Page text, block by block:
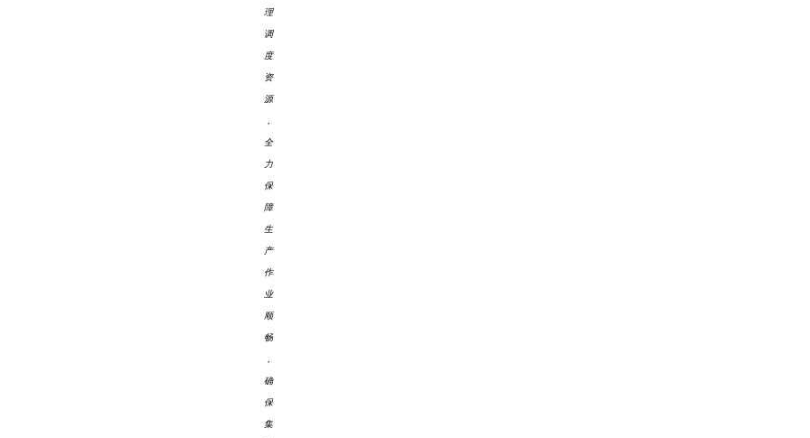
理
调
度
资
源
，
全
力
保
障
生
产
作
业
顺
畅
，
确
保
集